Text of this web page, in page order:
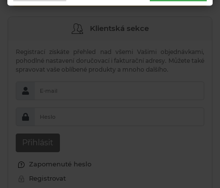
Klientská sekce
Registrací získáte přehled nad všemi Vašimi objednávkami,
pohodlné nastavení doručovací i fakturační adresy. Můžete také
spravovat vaše oblíbené produkty a mnoho dalšího.
E-mail
Heslo
Přihlásit
Zapomenuté heslo
Registrovat